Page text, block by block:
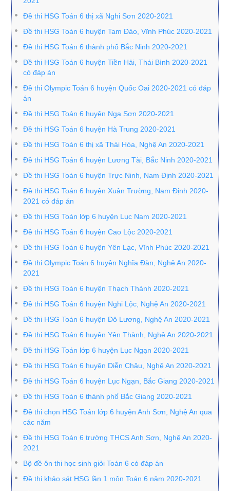
Đề thi HSG Toán 6 thị xã Nghi Sơn 2020-2021
Đề thi HSG Toán 6 huyện Tam Đảo, Vĩnh Phúc 2020-2021
Đề thi HSG Toán 6 thành phố Bắc Ninh 2020-2021
Đề thi HSG Toán 6 huyện Tiền Hải, Thái Bình 2020-2021
có đáp án
Đề thi Olympic Toán 6 huyện Quốc Oai 2020-2021 có đáp
án
Đề thi HSG Toán 6 huyện Nga Sơn 2020-2021
Đề thi HSG Toán 6 huyện Hà Trung 2020-2021
Đề thi HSG Toán 6 thị xã Thái Hòa, Nghệ An 2020-2021
Đề thi HSG Toán 6 huyện Lương Tài, Bắc Ninh 2020-2021
Đề thi HSG Toán 6 huyện Trực Ninh, Nam Định 2020-2021
Đề thi HSG Toán 6 huyện Xuân Trường, Nam Định 2020-
2021 có đáp án
Đề thi HSG Toán lớp 6 huyện Lục Nam 2020-2021
Đề thi HSG Toán 6 huyện Cao Lộc 2020-2021
Đề thi HSG Toán 6 huyện Yên Lạc, Vĩnh Phúc 2020-2021
Đề thi Olympic Toán 6 huyện Nghĩa Đàn, Nghệ An 2020-
2021
Đề thi HSG Toán 6 huyện Thạch Thành 2020-2021
Đề thi HSG Toán 6 huyện Nghi Lộc, Nghệ An 2020-2021
Đề thi HSG Toán 6 huyện Đô Lương, Nghệ An 2020-2021
Đề thi HSG Toán 6 huyện Yên Thành, Nghệ An 2020-2021
Đề thi HSG Toán lớp 6 huyện Lục Ngạn 2020-2021
Đề thi HSG Toán 6 huyện Diễn Châu, Nghệ An 2020-2021
Đề thi HSG Toán 6 huyện Lục Ngạn, Bắc Giang 2020-2021
Đề thi HSG Toán 6 thành phố Bắc Giang 2020-2021
Đề thi chọn HSG Toán lớp 6 huyện Anh Sơn, Nghệ An qua
các năm
Đề thi HSG Toán 6 trường THCS Anh Sơn, Nghệ An 2020-
2021
Bộ đề ôn thi học sinh giỏi Toán 6 có đáp án
Đề thi khảo sát HSG lần 1 môn Toán 6 năm 2020-2021